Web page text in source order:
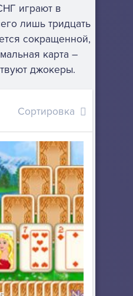
играют в
лишь тридцать
сокращенной,
карта –
джокеры.
Сортировка